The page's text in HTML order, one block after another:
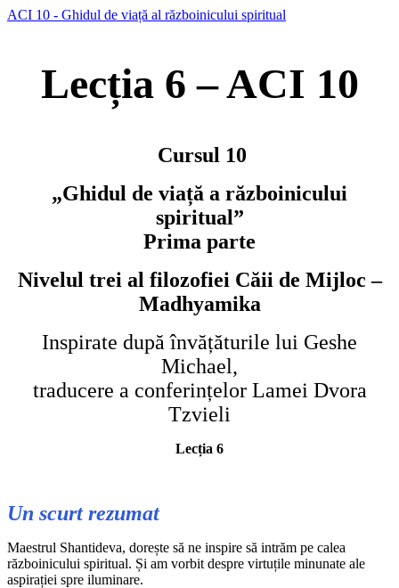
ACI 10 - Ghidul de viață al războinicului spiritual
Lecția 6 – ACI 10
Cursul 10
„Ghidul de viață a războinicului
spiritual”
Prima parte
Nivelul trei al filozofiei Căii de Mijloc –
Madhyamika
Inspirate după învățăturile lui Geshe
Michael,
traducere a conferințelor Lamei Dvora
Tzvieli
Lecția 6
Un scurt rezumat
Maestrul Shantideva, dorește să ne inspire să intrăm pe calea
războinicului spiritual. Și am vorbit despre virtuțile minunate ale
aspirației spre iluminare.